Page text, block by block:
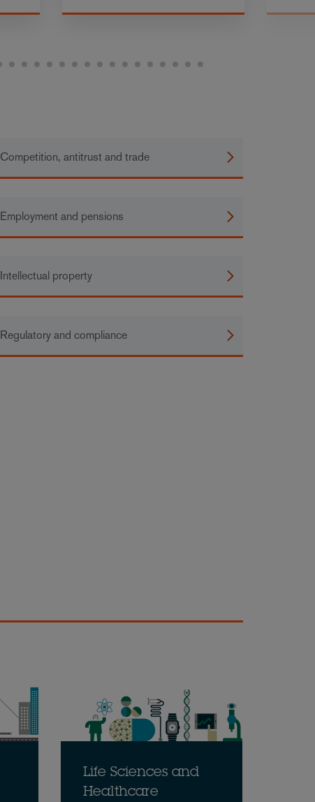
Competition, antitrust and trade
Employment and pensions
Intellectual property
Regulatory and compliance
Life Sciences and
Healthcare